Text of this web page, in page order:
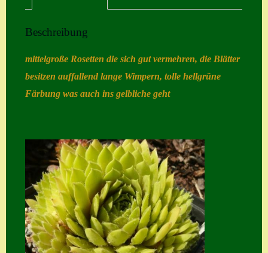
Home
Kontakt
Mein Konto
Naturformen
S. x nixonii
Semps die ich
Beschreibung
mittelgroße Rosetten die sich gut vermehren, die Blätter
besitzen auffallend lange Wimpern, tolle hellgrüne
Färbung was auch ins gelbliche geht